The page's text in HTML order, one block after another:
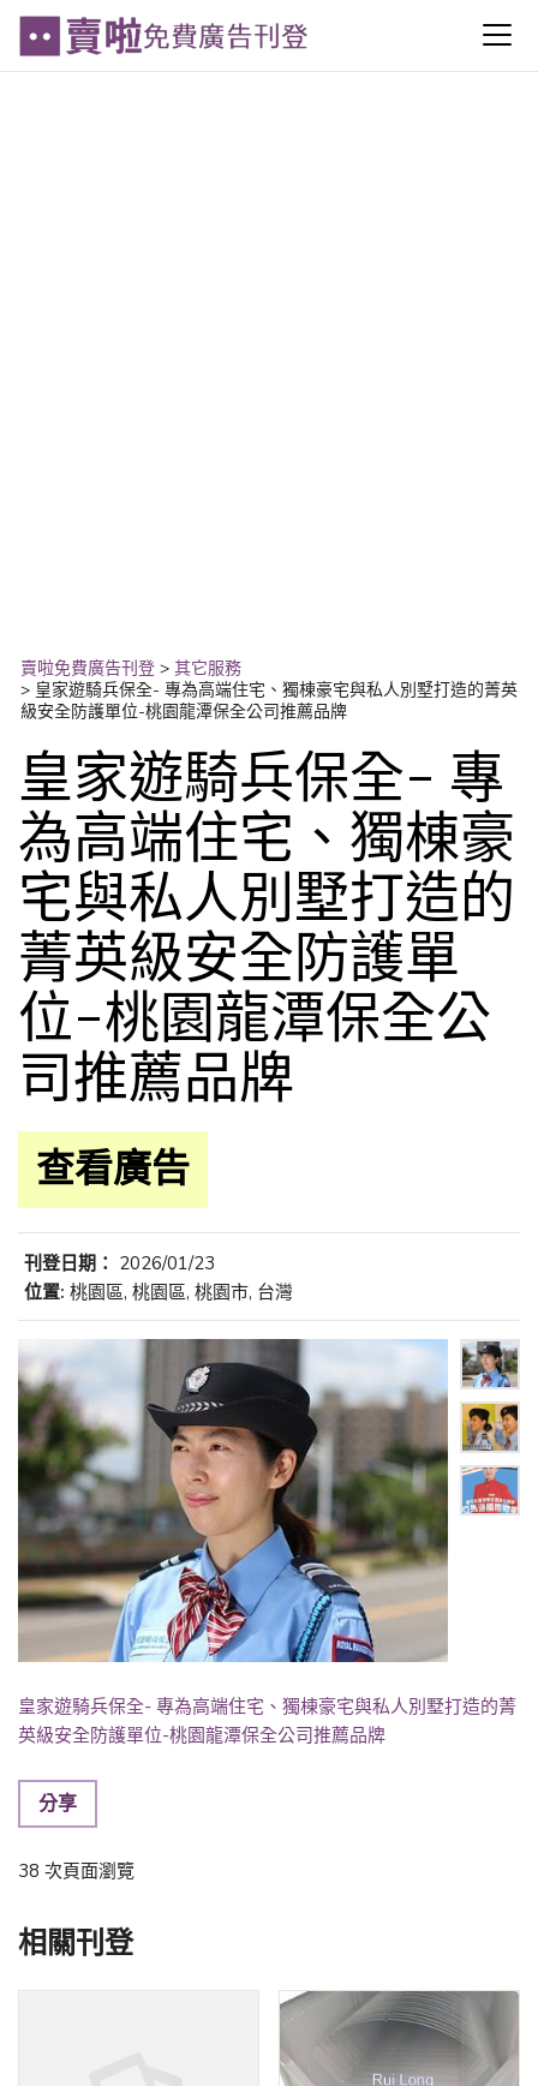
賣啦免費廣告刊登 > 其它服務
> 皇家遊騎兵保全- 專為高端住宅、獨棟豪宅與私人別墅打造的菁英
級安全防護單位-桃園龍潭保全公司推薦品牌
皇家遊騎兵保全- 專
為高端住宅、獨棟豪
宅與私人別墅打造的
菁英級安全防護單
位-桃園龍潭保全公
司推薦品牌
查看廣告
刊登日期： 2026/01/23
位置: 桃園區, 桃園區, 桃園市, 台灣
皇家遊騎兵保全- 專為高端住宅、獨棟豪宅與私人別墅打造的菁
英級安全防護單位-桃園龍潭保全公司推薦品牌
分享
38 次頁面瀏覽
相關刊登